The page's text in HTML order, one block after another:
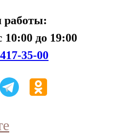
до 19:00
35-00